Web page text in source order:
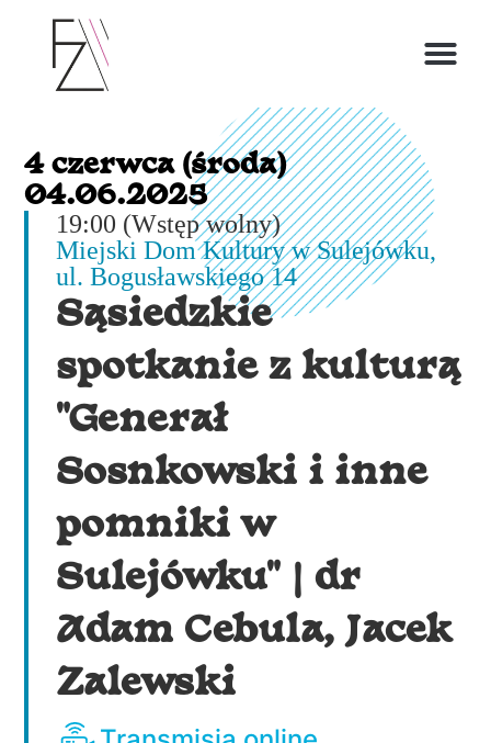
4 czerwca (środa)
04.06.2025
19:00 (Wstęp wolny)
Miejski Dom Kultury w Sulejówku,
ul. Bogusławskiego 14
Sąsiedzkie
spotkanie z kulturą
"Generał
Sosnkowski i inne
pomniki w
Sulejówku" | dr
Adam Cebula, Jacek
Zalewski